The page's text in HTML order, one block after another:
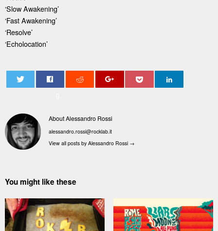
‘Slow Awakening’
‘Fast Awakening’
‘Resolve’
‘Echolocation’
About Alessandro Rossi
alessandro.rossi@rocklab.it
View all posts by Alessandro Rossi →
You might like these